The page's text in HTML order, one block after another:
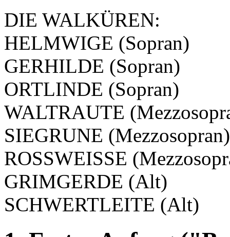
DIE WALKÜREN:
HELMWIGE (Sopran)
GERHILDE (Sopran)
ORTLINDE (Sopran)
WALTRAUTE
SIEGRUNE (Mezzosopran)
ROSSWEISSE
GRIMGERDE (Alt)
SCHWERTLEITE (Alt)